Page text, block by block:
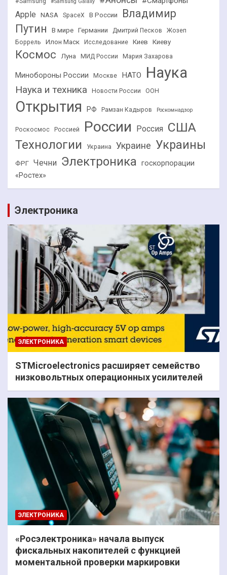
#Samsung Galaxy
Apple NASA SpaceX В России
Владимир
Путин
В мире Германии Дмитрий Песков
Жозеп
Боррель
Илон Маск Исследование Киев Киеву
Космос Луна МИД России Мария Захарова
Минобороны России Москве НАТО Наука
Наука и техника Новости России ООН
Открытия РФ Рамзан Кадыров Роскомнадзор
Роскосмос Россией России Россия США
Технологии Украина Украине Украины
ФРГ Чечни Электроника госкорпорации
«Ростех»
Электроника
ЭЛЕКТРОНИКА
STMicroelectronics расширяет семейство
низковольтных операционных усилителей
ЭЛЕКТРОНИКА
«Росэлектроника» начала выпуск
фискальных накопителей с функцией
моментальной проверки маркировки